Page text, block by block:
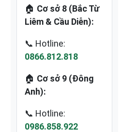
🏠 Cơ sở 8 (Bắc Từ
Liêm & Cầu Diễn):
📞 Hotline:
0866.812.818
🏠 Cơ sở 9 (Đông
Anh):
📞 Hotline:
0986.858.922